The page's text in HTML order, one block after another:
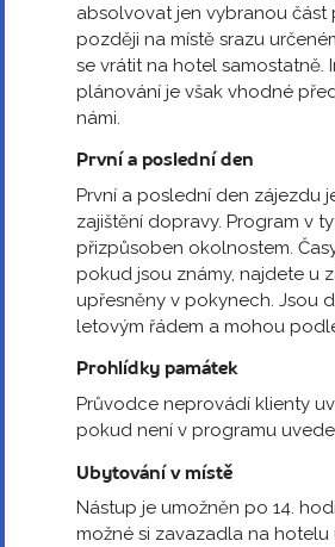
absolvovat jen vybranou část
později na místě srazu
se vrátit na hotel samostatně.
plánování je však vhodné
námi.
První a poslední den
První a poslední den zájezdu
zajištění dopravy. Program v
přizpůsoben okolnostem.
pokud jsou známy, najdete u
upřesněny v pokynech. Jsou
letovým řádem a mohou
Prohlídky památek
Průvodce neprovádí klienty
pokud není v programu
Ubytování v místě
Nástup je umožněn po 14.
možné si zavazadla na hotelu